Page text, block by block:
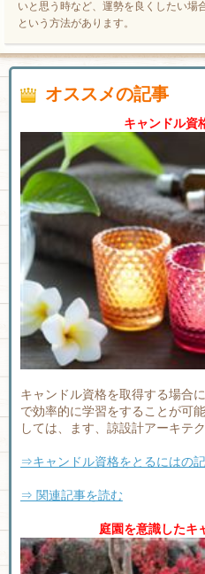
いと思う時など、運勢を良くしたい場
という方法があります。
オススメの記事
キャンドル資
キャンドル資格を取得する場合
で効率的に学習をすることが可
しては、ます、諒設計アーキテ
⇒キャンドル資格をとるにはの
⇒ 関連記事を読む
庭園を意識したキ